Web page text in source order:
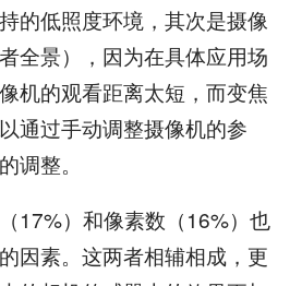
的低照度环境，其次是摄像
全景），因为在具体应用场
机的观看距离太短，而变焦
通过手动调整摄像机的参
调整。
）和像素数（16%）也
因素。这两者相辅相成，更